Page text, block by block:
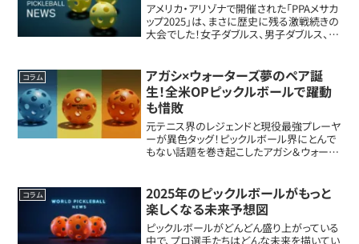
アメリカ・アリゾナで開催された「PPAメサカ
ップ2025」は、まさに歴史に残る激戦続きの
大会でした！女子ダブルス、男子ダブルス、混
に。特に、絶対王者と呼ばれたアナ...
コラム
アガシ×ウォーターズ夢のペア誕
生！全米OPピックルボールで躍動
も惜敗
元テニス界のレジェンドと現役最強プレーヤ
ーが異色タッグ！ピックルボール界にとんで
もない話題を巻き起こしたアガシ＆ウォータ
の王者、ピックルボール界に殴り込み！アン
ドレ...
コラム
2025年のピックルボールがもっと
楽しくなる未来予想図
ピックルボールがどんどん盛り上がっている
中で、プロ選手たちはどんな未来を描いてい